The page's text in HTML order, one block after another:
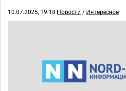
10.07.2025, 19:18 Новости / Интересное